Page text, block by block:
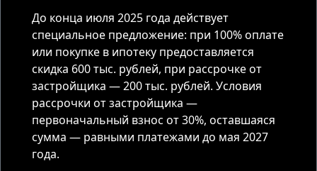
До конца июля 2025 года действует
специальное предложение: при 100% оплате
или покупке в ипотеку предоставляется
скидка 600 тыс. рублей, при рассрочке от
застройщика — 200 тыс. рублей. Условия
рассрочки от застройщика —
первоначальный взнос от 30%, оставшаяся
сумма — равными платежами до мая 2027
года.